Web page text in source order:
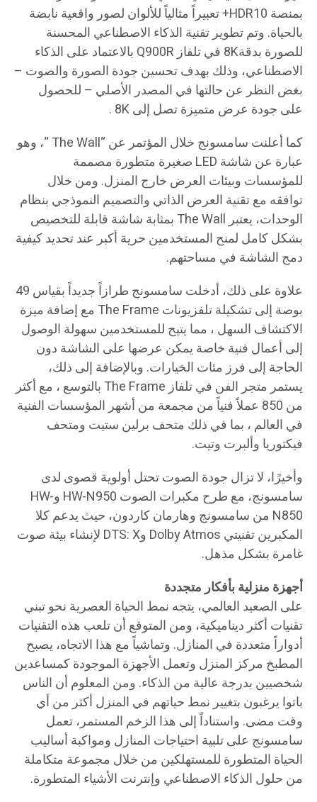
بمنصة HDR10+ تعبيراً مثالياً للألوان لصور واقعية نابضة
بالحياة. وتم تطوير تقنية الذكاء الاصطناعي المحسنة
للصورة بدقة8K في تلفاز Q900R بالاعتماد على الذكاء
الاصطناعي، وذلك بهدف تحسين جودة الصورة والصوت –
بغض النظر عن حالتها في المصدر الأصلي – للحصول
على جودة عرض متميزة تصل إلى 8K .
كما أعلنت سامسونج خلال المؤتمر عن “The Wall “، وهو
عبارة عن شاشة LED صغيرة متطورة مصممة
للمؤسسات وبيئات العرض خارج المنزل. ومن خلال
توافقه مع تقنية العرض الذاتي والتصميم النموذجي بنظام
الوحدات، يعتبر The Wall بمثابة شاشة قابلة للتخصيص
بشكل كامل لمنح المستخدمين حرية أكبر عند تحديد كيفية
دمج الشاشة في مساحتهم.
علاوة على ذلك، أدخلت سامسونج طرازاً جديداً بقياس 49
بوصة إلى تشكيلة تلفزيونات The Frame مع إضافة ميزة
الاكتشاف السهل ، مما يتيح للمستخدمين سهولة الوصول
إلى أعمال فنية خاصة يمكن عرضها على الشاشة دون
الحاجة إلى فرز مئات الخيارات. وبالإضافة إلى ذلك،
يستمر متجر الفن في تلفاز The Frame بالتوسع ، مع أكثر
من 850 عملاً فنياً من مجمعة من أشهر المؤسسات الفنية
في العالم ، بما في ذلك متحف برلين ستيت ومتحف
فيكتوريا وألبرت وتيت.
وأخيرًا، لا تزال جودة الصوت تحتل أولوية قصوى لدى
سامسونج، مع طرح مكبرات الصوت HW-N950 وHW-
N850 من سامسونج وهارمان كاردون، حيث يدعم كلا
المكبرين تقنيتي Dolby Atmos وDTS: X لإنشاء بيئة صوت
غامرة بشكل مذهل.
أجهزة منزلية بأفكار متجددة
على الصعيد العالمي، يتجه نمط الحياة العصرية نحو تبني
تقنيات أكثر ديناميكية، ومن المتوقع أن تلعب هذه التقنيات
أدواراً متعددة في المنازل. وتماشياً مع هذا الاتجاه، يصبح
المطبخ مركز المنزل وتعمل الأجهزة الموجودة كمساعدين
شخصيين بدرجة عالية من الذكاء. ومن المعلوم أن الناس
باتوا يرغبون بتغيير نمط حياتهم في المنزل أكثر من أي
وقت مضى. واستناداً إلى هذا الزخم المستمر، تعمل
سامسونج على تلبية احتياجات المنازل ومواكبة أساليب
الحياة المتطورة للمستهلكين من خلال مجموعة متكاملة
من حلول الذكاء الاصطناعي وإنترنت الأشياء المتطورة.